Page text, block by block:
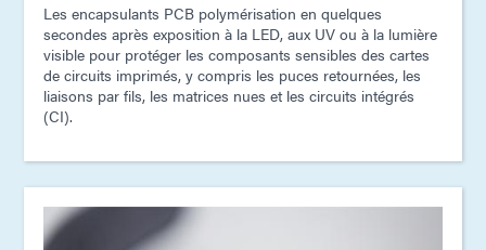
Les encapsulants PCB polymérisation en quelques
secondes après exposition à la LED, aux UV ou à la lumière
visible pour protéger les composants sensibles des cartes
de circuits imprimés, y compris les puces retournées, les
liaisons par fils, les matrices nues et les circuits intégrés
(CI).